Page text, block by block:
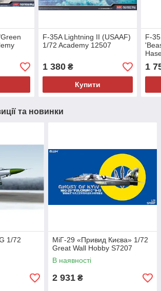
F-35A Lightning II (USAAF)
1/72 Academy 12507
1 380₴
Купити
F-
1
та новинки
1/72
МіГ-29 «Привид Києва» 1/72
Great Wall Hobby S7207
В наявності
2 931 ₴